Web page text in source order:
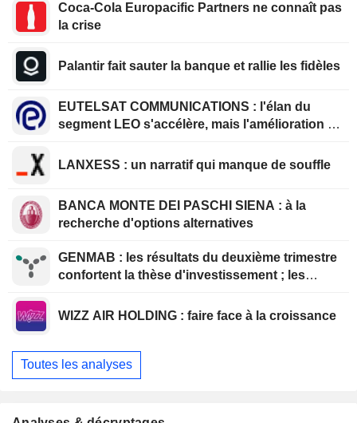
Coca-Cola Europacific Partners ne connaît pas
la crise
Palantir fait sauter la banque et rallie les fidèles
EUTELSAT COMMUNICATIONS : l'élan du
segment LEO s'accélère, mais l'amélioration de
LANXESS : un narratif qui manque de souffle
BANCA MONTE DEI PASCHI SIENA : à la
recherche d'options alternatives
GENMAB : les résultats du deuxième trimestre
confortent la thèse d'investissement ; les
WIZZ AIR HOLDING : faire face à la croissance
Toutes les analyses